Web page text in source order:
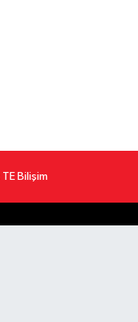
TE Bilişim